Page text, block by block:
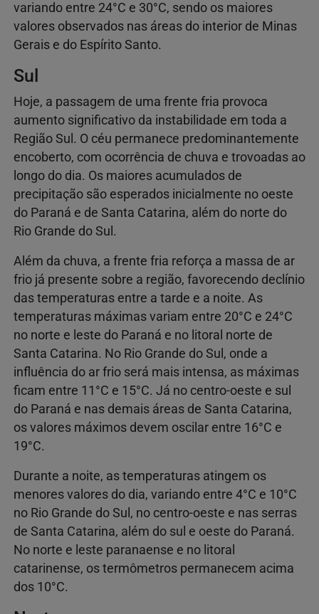
variando entre 24°C e 30°C, sendo os maiores
valores observados nas áreas do interior de Minas
Gerais e do Espírito Santo.
Sul
Hoje, a passagem de uma frente fria provoca
aumento significativo da instabilidade em toda a
Região Sul. O céu permanece predominantemente
encoberto, com ocorrência de chuva e trovoadas ao
longo do dia. Os maiores acumulados de
precipitação são esperados inicialmente no oeste
do Paraná e de Santa Catarina, além do norte do
Rio Grande do Sul.
Além da chuva, a frente fria reforça a massa de ar
frio já presente sobre a região, favorecendo declínio
das temperaturas entre a tarde e a noite. As
temperaturas máximas variam entre 20°C e 24°C
no norte e leste do Paraná e no litoral norte de
Santa Catarina. No Rio Grande do Sul, onde a
influência do ar frio será mais intensa, as máximas
ficam entre 11°C e 15°C. Já no centro-oeste e sul
do Paraná e nas demais áreas de Santa Catarina,
os valores máximos devem oscilar entre 16°C e
19°C.
Durante a noite, as temperaturas atingem os
menores valores do dia, variando entre 4°C e 10°C
no Rio Grande do Sul, no centro-oeste e nas serras
de Santa Catarina, além do sul e oeste do Paraná.
No norte e leste paranaense e no litoral
catarinense, os termômetros permanecem acima
dos 10°C.